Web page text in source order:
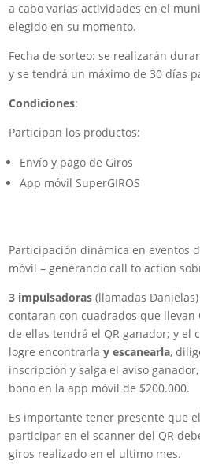
a cabo varias actividades en el
elegido en su momento.
Fecha de sorteo: se realizarán
y se tendrá un máximo de 30 días
Condiciones:
Participan los productos:
Envío y pago de Giros
App móvil SuperGIROS
Participación dinámica en eventos
móvil – generando call to action
3 impulsadoras(llamadas
contaran con cuadrados que llevan
de ellas tendrá el QR ganador; y el
logre encontrarlay escanearla,
inscripción y salga el aviso
bono en la app móvil de $200.000.
Es importante tener presente que
participar en el scanner del QR
giros realizado en el ultimo mes.